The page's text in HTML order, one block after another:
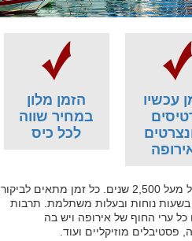
עכשיו
הזמן מלון
במחיר שווה
לכל כיס
מרסיי היא עיר נמל עם היסטוריה של מעל 2,500 שנים. כל זמן מתאים לביקור
בשעות נוחות ובעלות משתלמת. תרבות
ערי החוף של אירופה ויש בה
מוזיקליים ועוד.